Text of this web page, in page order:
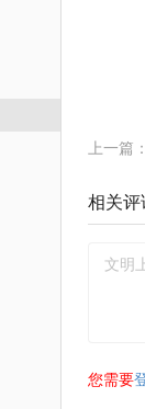
上一篇：
相关评
您需要